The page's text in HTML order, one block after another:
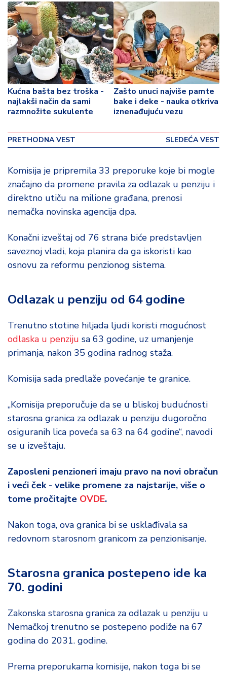
Kućna bašta bez troška -
najlakši način da sami
razmnožite sukulente
PRETHODNA VEST
Zašto unuci najviše pamte
bake i deke - nauka otkriva
iznenađujuću vezu
SLEDEĆA VEST
Komisija je pripremila 33 preporuke koje bi mogle
značajno da promene pravila za odlazak u penziju i
direktno utiču na milione građana, prenosi
nemačka novinska agencija dpa.
Konačni izveštaj od 76 strana biće predstavljen
saveznoj vladi, koja planira da ga iskoristi kao
osnovu za reformu penzionog sistema.
Odlazak u penziju od 64 godine
Trenutno stotine hiljada ljudi koristi mogućnost
odlaska u penziju sa 63 godine, uz umanjenje
primanja, nakon 35 godina radnog staža.
Komisija sada predlaže povećanje te granice.
„Komisija preporučuje da se u bliskoj budućnosti
starosna granica za odlazak u penziju dugoročno
osiguranih lica poveća sa 63 na 64 godine“, navodi
se u izveštaju.
Zaposleni penzioneri imaju pravo na novi obračun
i veći ček - velike promene za najstarije, više o
tome pročitajte OVDE.
Nakon toga, ova granica bi se usklađivala sa
redovnom starosnom granicom za penzionisanje.
Starosna granica postepeno ide ka
70. godini
Zakonska starosna granica za odlazak u penziju u
Nemačkoj trenutno se postepeno podiže na 67
godina do 2031. godine.
Prema preporukama komisije, nakon toga bi se